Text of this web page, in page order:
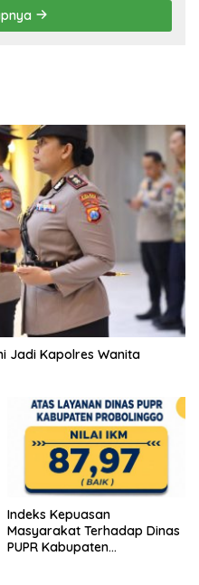
Jadi Kapolres Wanita
Indeks Kepuasan
Masyarakat Terhadap Dinas
PUPR Kabupaten